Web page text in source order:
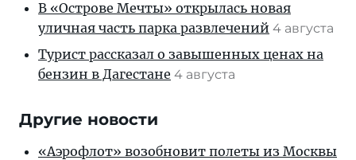
В «Острове Мечты» открылась новая
уличная часть парка развлечений 4 августа
Турист рассказал о завышенных ценах на
бензин в Дагестане 4 августа
Другие новости
«Аэрофлот» возобновит полеты из Москвы